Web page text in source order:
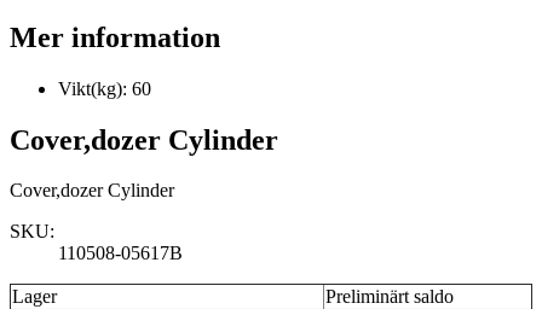
Mer information
Vikt(kg): 60
Cover,dozer Cylinder
Cover,dozer Cylinder
SKU:
110508-05617B
Lager
Preliminärt saldo